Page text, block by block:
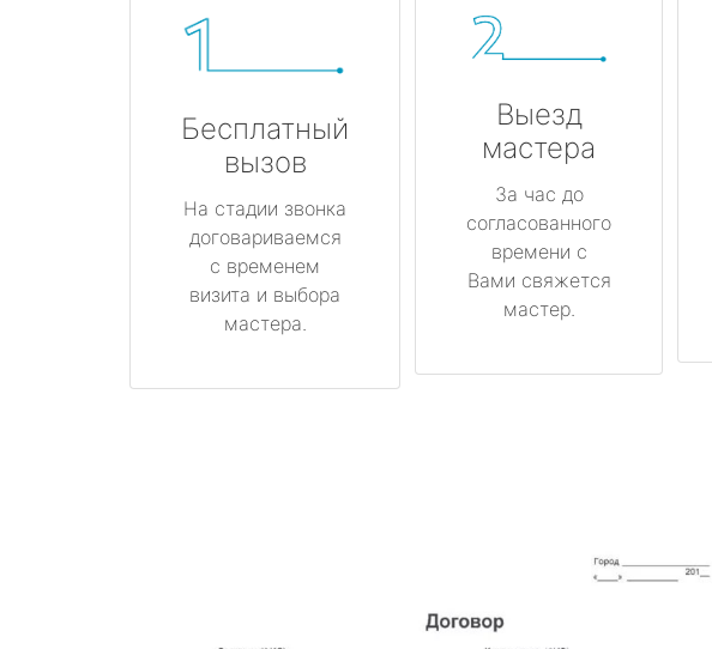
Бесплатный
вызов
На стадии звонка
договариваемся
с временем
визита и выбора
мастера.
Выезд
мастера
За час до
согласованного
времени с
Вами свяжется
мастер.